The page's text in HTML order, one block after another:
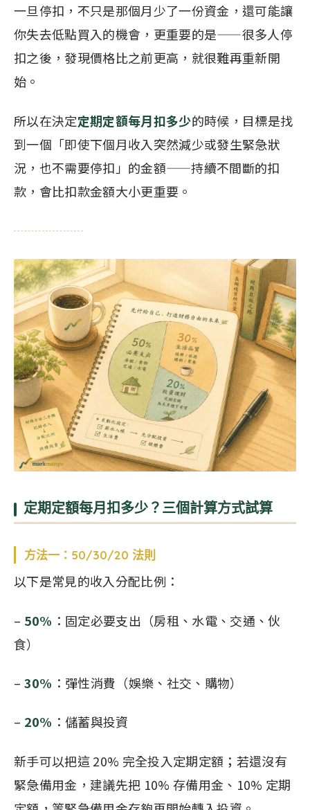
一旦停扣，不只是那個月少了一份資金，還可能讓
你失去低點買入的機會，更重要的是——很多人停
扣之後，發現價格比之前更高，就很難再重新開
始。
所以在決定定期定額每月扣多少的時候，目標是找
到一個「即使下個月收入突然減少或發生緊急狀
況，也不需要停扣」的金額——持續不間斷的扣
款，會比扣款金額大小更重要。
定期定額每月扣多少？三個計算方式試算
方法一：50/30/20 法則
以下是常見的收入分配比例：
– 50% ：固定必要支出（房租、水電、交通、伙
食）
– 30% ：彈性消費（娛樂、社交、購物）
– 20% ：儲蓄與投資
新手可以把這 20% 完全投入定期定額；若還沒有
緊急備用金，建議先把 10% 存備用金、10% 定期